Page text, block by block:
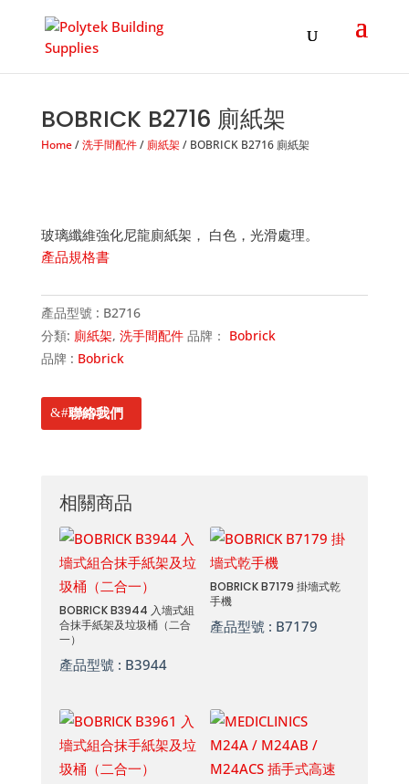
BOBRICK B2716 廁紙架
Home/洗手間配件/ 廁紙架/ BOBRICK B2716 廁紙架
玻璃纖維強化尼龍廁紙架， 白色，光滑處理。
產品規格書
產品型號 : B2716
分類: 廁紙架, 洗手間配件 品牌： Bobrick
品牌 : Bobrick
聯絡我們
相關商品
BOBRICK B3944 入墻式組
合抹手紙架及垃圾桶（二合
一）
產品型號 : B3944
BOBRICK B7179 掛墻式乾
手機
產品型號 : B7179